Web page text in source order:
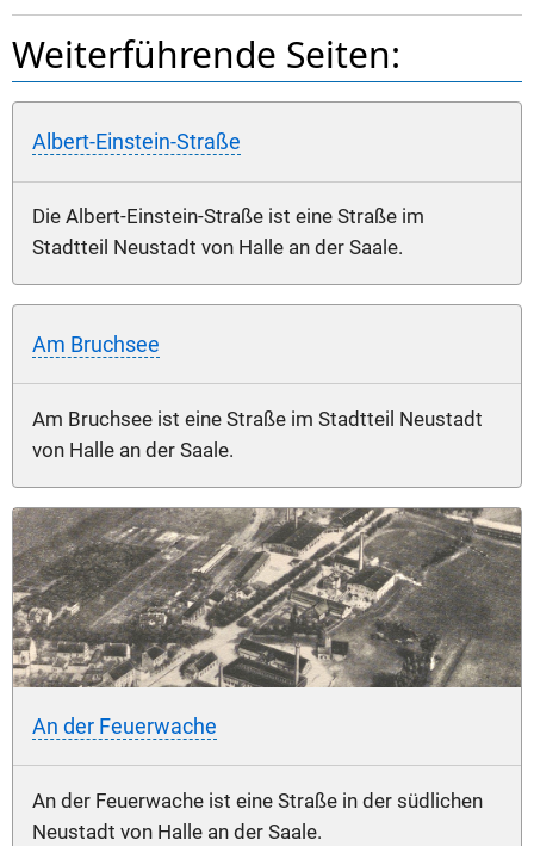
Weiterführende Seiten:
Albert-Einstein-Straße
Die Albert-Einstein-Straße ist eine Straße im
Stadtteil Neustadt von Halle an der Saale.
Am Bruchsee
Am Bruchsee ist eine Straße im Stadtteil Neustadt
von Halle an der Saale.
An der Feuerwache
An der Feuerwache ist eine Straße in der südlichen
Neustadt von Halle an der Saale.